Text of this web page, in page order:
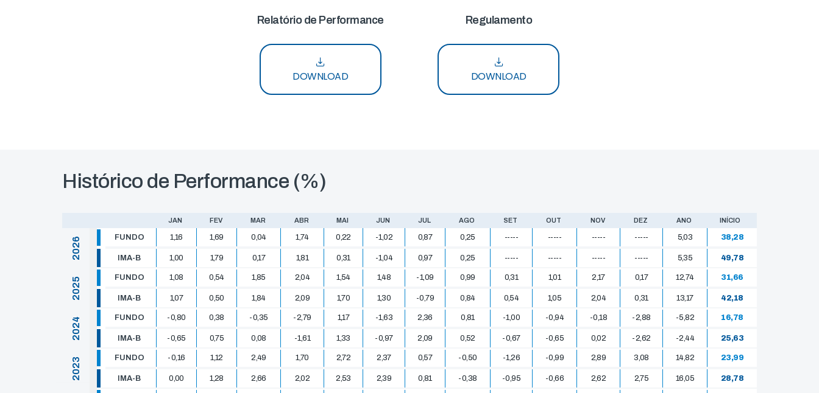
Relatório de Performance
DOWNLOAD
Regulamento
DOWNLOAD
Histórico de Performance (%)
JAN FEV MAR ABR MAI JUN JUL AGO SET OUT NOV DEZ ANO INÍCIO
2026 FUNDO 1,16 1,69 0,04 1,74 0,22 -1,02 0,87 0,25 ----- ----- ----- ----- 5,03 38,28
IMA-B 1,00 1,79 0,17 1,81 0,31 -1,04 0,97 0,25 ----- ----- ----- ----- 5,35 49,78
2025 FUNDO 1,08 0,54 1,85 2,04 1,54 1,48 -1,09 0,99 0,31 1,01 2,17 0,17 12,74 31,66
IMA-B 1,07 0,50 1,84 2,09 1,70 1,30 -0,79 0,84 0,54 1,05 2,04 0,31 13,17 42,18
2024 FUNDO -0,80 0,38 -0,35 -2,79 1,17 -1,63 2,36 0,81 -1,00 -0,94 -0,18 -2,88 -5,82 16,78
IMA-B -0,65 0,75 0,08 -1,61 1,33 -0,97 2,09 0,52 -0,67 -0,65 0,02 -2,62 -2,44 25,63
2023 FUNDO -0,16 1,12 2,49 1,70 2,72 2,37 0,57 -0,50 -1,26 -0,99 2,89 3,08 14,82 23,99
IMA-B 0,00 1,28 2,66 2,02 2,53 2,39 0,81 -0,38 -0,95 -0,66 2,62 2,75 16,05 28,78